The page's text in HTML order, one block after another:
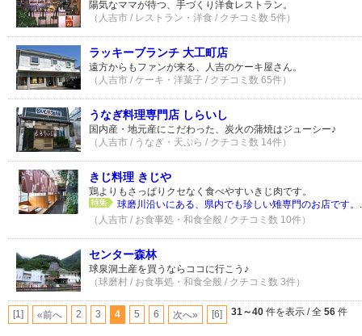
陽気なママが待つ、手づくり洋食レストラン。
（人吉市 / レストラン・洋食 / クチコミ数 5件）
ラッキーブランチ 大工町店
遠方からもファンが来る、人吉のケーキ屋さん。
（人吉市 / ケーキ・洋菓子 / クチコミ数 65件）
うなぎ料理専門店 しらいし
国内産・地元産にこだわった、炭火の蒲焼はジューシー♪
（人吉市 / うなぎ・天ぷら / クチコミ数 14件）
きじ料理 きじや
鶏よりもさっぱりクセなく食べやすいきじ肉です。
球磨川沿いにある、県内でも珍しい雉専門のお店です。
（人吉市 / お食事処・和食全般 / クチコミ数 10件）
センター森林
球泉洞土産を買うならココに行こう♪
（球磨村 / お食事処・和食全般 / クチコミ数 3件）
[1] «前へ 2 3 4 5 6 次へ» [6] 31～40 件を表示 / 全 56 件